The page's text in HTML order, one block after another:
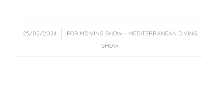
25/02/2024
/ POR MDIVING SHOW - MEDITERRANEAN DIVING
SHOW